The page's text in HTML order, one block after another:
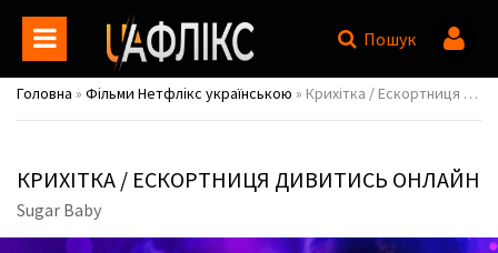
Пошук
Головна » Фільми Нетфлікс українською » Крихітка / Ескортниця / Sugar Baby
КРИХІТКА / ЕСКОРТНИЦЯ ДИВИТИСЬ ОНЛАЙН
Sugar Baby